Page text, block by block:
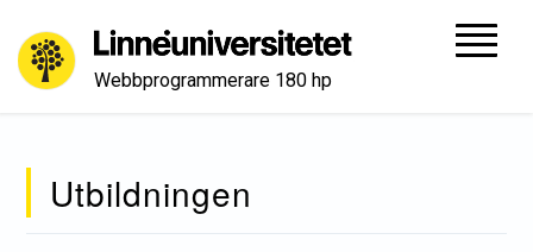
Webbprogrammerare 180 hp
Utbildningen